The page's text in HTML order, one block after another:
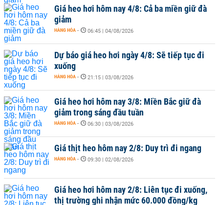
Giá heo hơi hôm nay 4/8: Cả ba miền giữ đà
giảm
HÀNG HÓA - 06:45 | 04/08/2026
Dự báo giá heo hơi ngày 4/8: Sẽ tiếp tục đi
xuống
HÀNG HÓA - 21:15 | 03/08/2026
Giá heo hơi hôm nay 3/8: Miền Bắc giữ đà
giảm trong sáng đầu tuần
HÀNG HÓA - 06:30 | 03/08/2026
Giá thịt heo hôm nay 2/8: Duy trì đi ngang
HÀNG HÓA - 09:30 | 02/08/2026
Giá heo hơi hôm nay 2/8: Liên tục đi xuống,
thị trường ghi nhận mức 60.000 đồng/kg